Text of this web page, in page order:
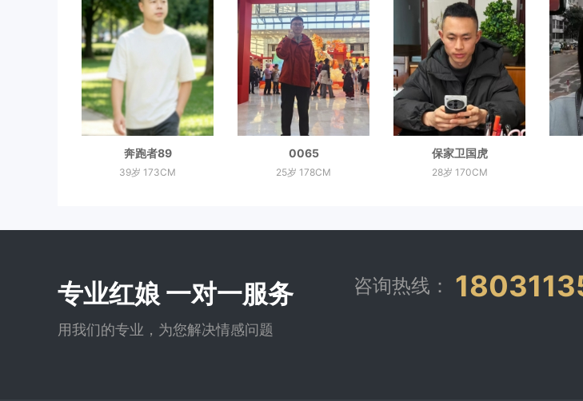
奔跑者89
39岁 173CM
0065
25岁 178CM
保家卫国虎
28岁 170CM
专业红娘 一对一服务
用我们的专业，为您解决情感问题
咨询热线：